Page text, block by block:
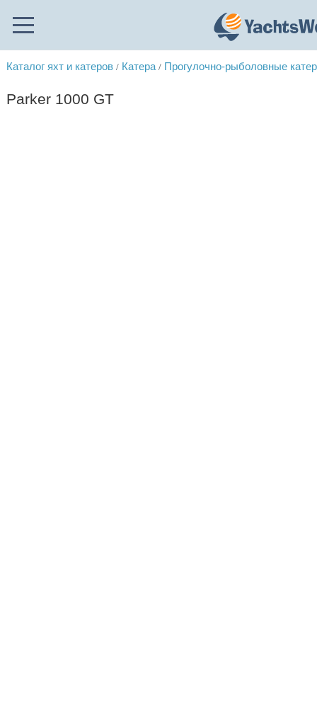
Каталог яхт и катеров / Катера / Прогулочно-рыболовные
Parker 1000 GT